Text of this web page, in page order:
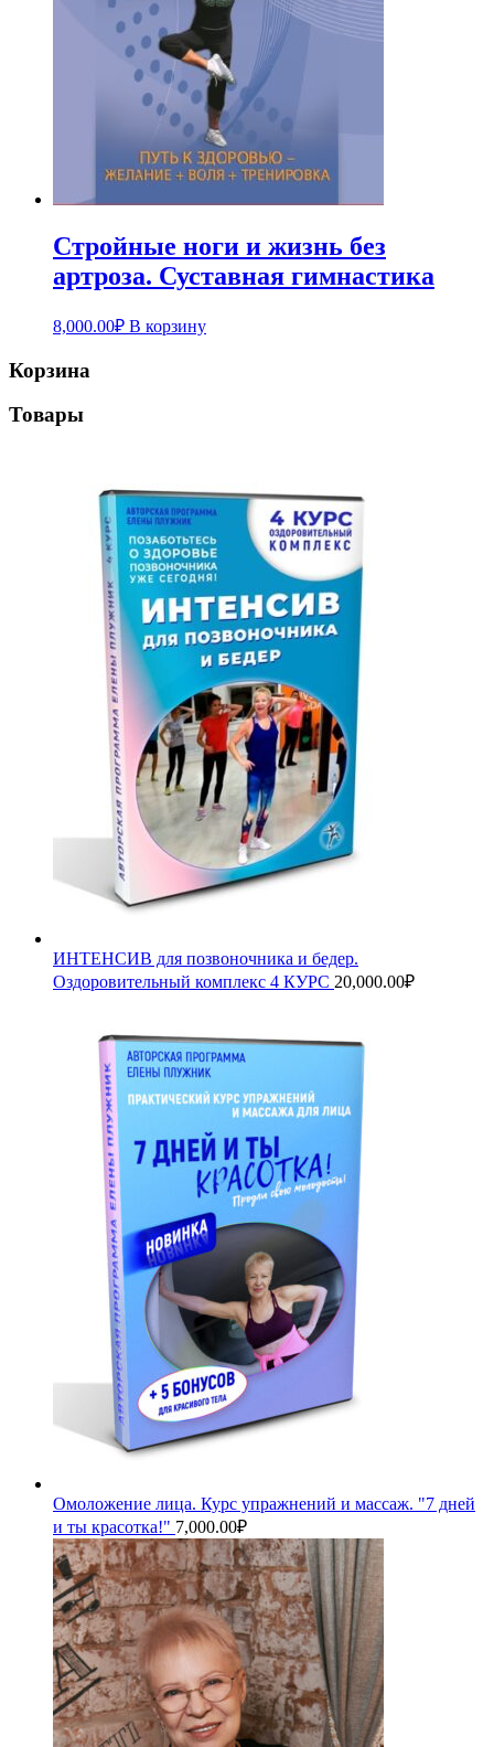
Стройные ноги и жизнь без
артроза. Суставная гимнастика
8,000.00₽ В корзину
Корзина
Товары
ИНТЕНСИВ для позвоночника и бедер.
Оздоровительный комплекс 4 КУРС 20,000.00₽
Омоложение лица. Курс упражнений и массаж. "7 дней
и ты красотка!" 7,000.00₽